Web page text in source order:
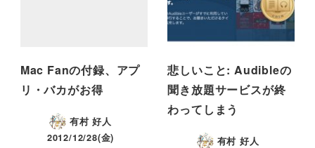
Mac Fanの付録、アプ
リ・バカがお得
有村 好人
2012/12/28(金)
悲しいこと: Audibleの
聞き放題サービスが終
わってしまう
有村 好人